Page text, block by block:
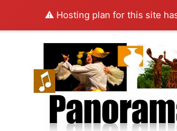
⚠️ Hosting plan for this site